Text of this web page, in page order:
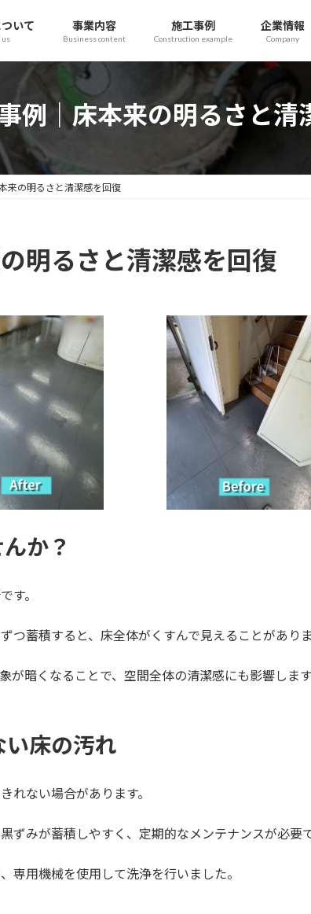
いて
us
事業内容
Business content
施工事例
Construction example
企業情報
Company
例｜床本来の明るさと清
来の明るさと清潔感を回復
明るさと清潔感を回復
か？
す。
つ蓄積すると、床全体がくすんで見えることがあり
が暗くなることで、空間全体の清潔感にも影響しま
床の汚れ
れない場合があります。
ずみが蓄積しやすく、定期的なメンテナンスが必要
専用機械を使用して洗浄を行いました。